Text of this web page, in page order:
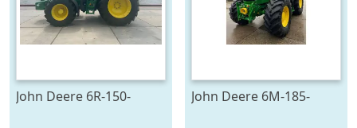
John Deere 6R-150-
John Deere 6M-185-